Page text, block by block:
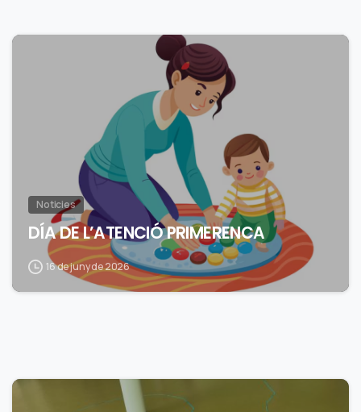
Noticies
DÍA DE L’ATENCIÓ PRIMERENCA
16 de juny de 2026